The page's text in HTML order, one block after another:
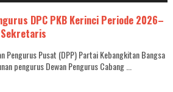
DPC PKB Kerinci Periode 2026–
Sekretaris
Pengurus Pusat (DPP) Partai Kebangkitan Bangsa
pengurus Dewan Pengurus Cabang ...